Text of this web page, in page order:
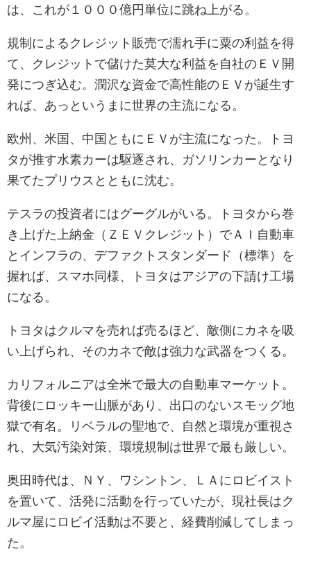
は、これが１０００億円単位に跳ね上がる。
規制によるクレジット販売で濡れ手に粟の利益を得
て、クレジットで儲けた莫大な利益を自社のＥＶ開
発につぎ込む。潤沢な資金で高性能のＥＶが誕生す
れば、あっというまに世界の主流になる。
欧州、米国、中国ともにＥＶが主流になった。トヨ
タが推す水素カーは駆逐され、ガソリンカーとなり
果てたプリウスとともに沈む。
テスラの投資者にはグーグルがいる。トヨタから巻
き上げた上納金（ＺＥＶクレジット）でＡＩ自動車
とインフラの、デファクトスタンダード（標準）を
握れば、スマホ同様、トヨタはアジアの下請け工場
になる。
トヨタはクルマを売れば売るほど、敵側にカネを吸
い上げられ、そのカネで敵は強力な武器をつくる。
カリフォルニアは全米で最大の自動車マーケット。
背後にロッキー山脈があり、出口のないスモッグ地
獄で有名。リベラルの聖地で、自然と環境が重視さ
れ、大気汚染対策、環境規制は世界で最も厳しい。
奥田時代は、ＮＹ、ワシントン、ＬＡにロビイスト
を置いて、活発に活動を行っていたが、現社長はク
ルマ屋にロビイ活動は不要と、経費削減してしまっ
た。